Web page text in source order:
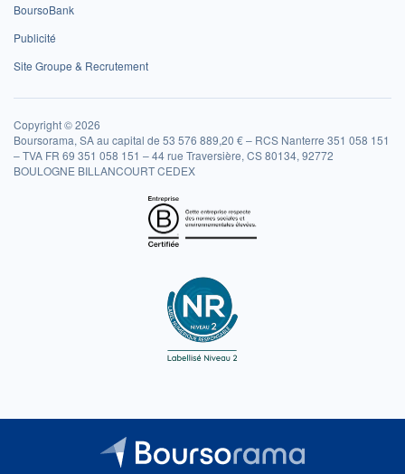
BoursoBank
Publicité
Site Groupe & Recrutement
Copyright © 2026
Boursorama, SA au capital de 53 576 889,20 € – RCS Nanterre 351 058 151
– TVA FR 69 351 058 151 – 44 rue Traversière, CS 80134, 92772
BOULOGNE BILLANCOURT CEDEX